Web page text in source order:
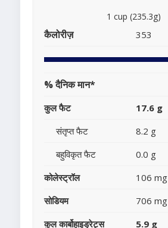
1 cup (235.3g)
कैलोरीज़ 353
% दैनिक मान*
कुल फैट 17.6 g
संतृप्त फैट
8.2 g
बहुविकृत फैट
0.0 g
कोलेस्ट्रॉल
106 mg
सोडियम
706 mg
कुल कार्बोहाइड्रेट्स
5.9 g